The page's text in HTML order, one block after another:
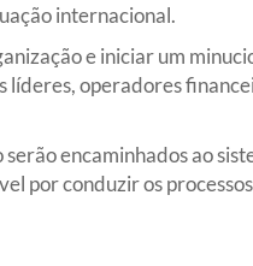
internacional.
e iniciar um
operadores
encaminhados ao
por conduzir os